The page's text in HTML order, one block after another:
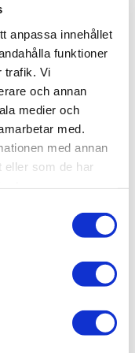
anpassa innehållet
funktioner
trafik. Vi
och annan
medier och
med.
med annan
eller som de har
leveranstid (i
ta längre tid.
handtag, push
el-uttag,
badrum ska ge
produkter har
av
10 års